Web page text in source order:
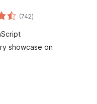
(742एकूण
मूल्यांकन
)
showcase on